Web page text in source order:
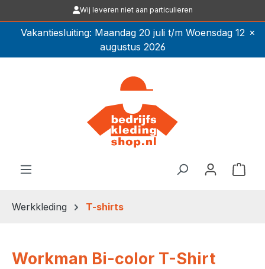
Ga naar de hoofdinhoudWij leveren niet aan particulieren
Vakantiesluiting: Maandag 20 juli t/m Woensdag 12
augustus 2026
×
Werkkleding T-shirts
Workman Bi-color T-Shirt